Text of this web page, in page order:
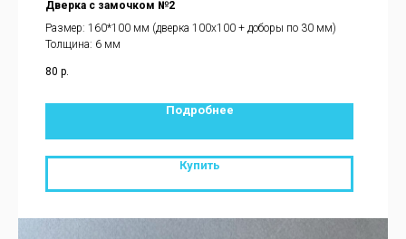
Дверка с замочком №2
Размер: 160*100 мм (дверка 100х100 + доборы по 30 мм)
Толщина: 6 мм
80 р.
Подробнее
Купить